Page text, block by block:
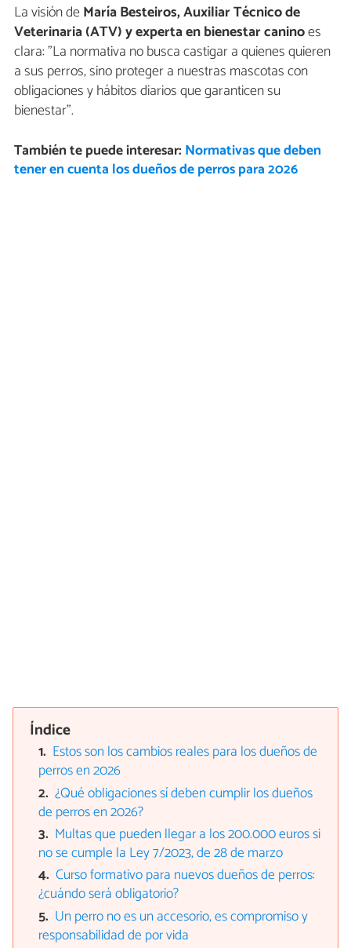
La visión deMaría Besteiros, Auxiliar Técnico de
Veterinaria (ATV) y experta en bienestar caninoes
clara: "La normativa no busca castigar a quienes quieren
a sus perros, sino proteger a nuestras mascotas con
obligaciones y hábitos diarios que garanticen su
bienestar".
También te puede interesar: Normativas que deben
tener en cuenta los dueños de perros para 2026
Índice
Estos son los cambios reales para los dueños de
perros en 2026
¿Qué obligaciones sí deben cumplir los dueños
de perros en 2026?
Multas que pueden llegar a los 200.000 euros si
no se cumple la Ley 7/2023, de 28 de marzo
Curso formativo para nuevos dueños de perros:
¿cuándo será obligatorio?
Un perro no es un accesorio, es compromiso y
responsabilidad de por vida